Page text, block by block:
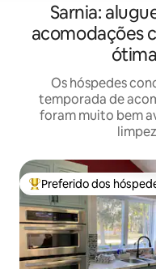
Sarnia:
acomodações
Os hóspedes
temporada de
foram muito bem
Entre os melhores
Preferido dos